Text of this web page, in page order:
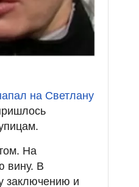
на Светлану
На
вину. В
заключению и